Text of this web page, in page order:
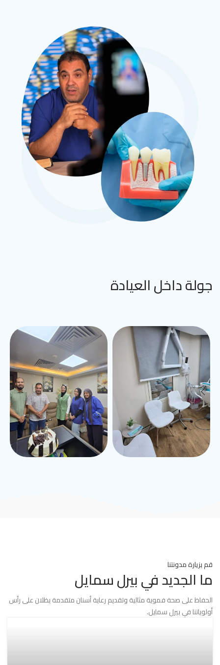
جولة داخل العيادة
قم بزيارة مدونتنا
ما الجديد في بيرل سمايل
الحفاظ على صحة فموية مثالية وتقديم رعاية أسنان متقدمة يظلان على رأس
أولوياتنا في بيرل سمايل.